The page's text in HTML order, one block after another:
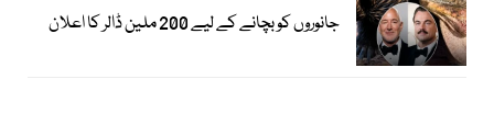
جانوروں کو بچانے کے لیے 200 ملین ڈالر کا اعلان